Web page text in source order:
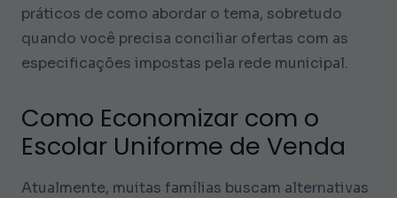
práticos de como abordar o tema, sobretudo
quando você precisa conciliar ofertas com as
especificações impostas pela rede municipal.
Como Economizar com o
Escolar Uniforme de Venda
Atualmente, muitas famílias buscam alternativas